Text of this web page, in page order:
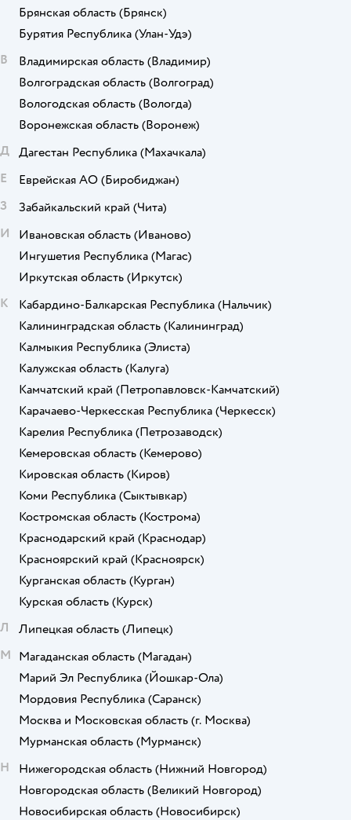
Брянская область (Брянск)
Бурятия Республика (Улан-Удэ)
В
Владимирская область (Владимир)
Волгоградская область (Волгоград)
Вологодская область (Вологда)
Воронежская область (Воронеж)
Д Дагестан Республика (Махачкала)
Е
Еврейская АО (Биробиджан)
З
Забайкальский край (Чита)
И
Ивановская область (Иваново)
Ингушетия Республика (Магас)
Иркутская область (Иркутск)
К
Кабардино-Балкарская Республика (Нальчик)
Калининградская область (Калининград)
Калмыкия Республика (Элиста)
Калужская область (Калуга)
Камчатский край (Петропавловск-Камчатский)
Карачаево-Черкесская Республика (Черкесск)
Карелия Республика (Петрозаводск)
Кемеровская область (Кемерово)
Кировская область (Киров)
Коми Республика (Сыктывкар)
Костромская область (Кострома)
Краснодарский край (Краснодар)
Красноярский край (Красноярск)
Курганская область (Курган)
Курская область (Курск)
Л
Липецкая область (Липецк)
М Магаданская область (Магадан)
Марий Эл Республика (Йошкар-Ола)
Мордовия Республика (Саранск)
Москва и Московская область (г. Москва)
Мурманская область (Мурманск)
Н
Нижегородская область (Нижний Новгород)
Новгородская область (Великий Новгород)
Новосибирская область (Новосибирск)